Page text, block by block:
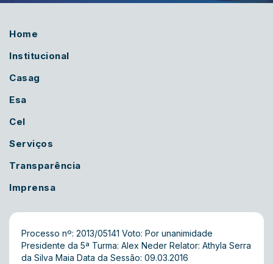
Home
Institucional
Casag
Esa
Cel
Serviços
Transparência
Imprensa
Processo nº: 2013/05141 Voto: Por unanimidade
Presidente da 5ª Turma: Alex Neder Relator: Athyla Serra
da Silva Maia Data da Sessão: 09.03.2016